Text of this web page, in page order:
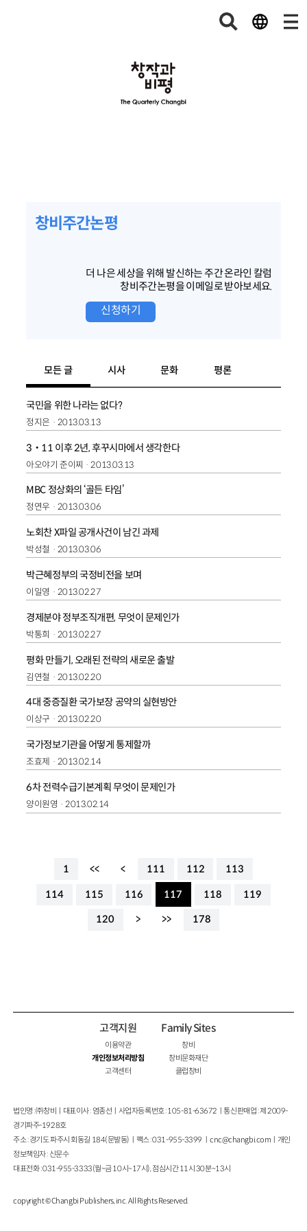
창비주간논평
더 나은 세상을 위해 발신하는 주간 온라인 칼럼
창비주간논평을 이메일로 받아보세요.
신청하기
모든 글 시사 문화 평론
국민을 위한 나라는 없다?
정지은 2013.03.13
3‧11 이후 2년, 후꾸시마에서 생각한다
아오야기 준이찌 2013.03.13
MBC 정상화의 ‘골든 타임’
정연우 2013.03.06
노회찬 X파일 공개사건이 남긴 과제
박성철 2013.03.06
박근혜정부의 국정비전을 보며
이일영 2013.02.27
경제분야 정부조직개편, 무엇이 문제인가
박통희 2013.02.27
평화 만들기, 오래된 전략의 새로운 출발
김연철 2013.02.20
4대 중증질환 국가보장 공약의 실현방안
이상구 2013.02.20
국가정보기관을 어떻게 통제할까
조효제 2013.02.14
6차 전력수급기본계획 무엇이 문제인가
양이원영 2013.02.14
1 << < 111 112 113
114 115 116 117 118 119
120 > >> 178
고객지원
이용약관
개인정보처리방침
고객센터
Family Sites
창비
창비문화재단
클럽창비
법인명 : ㈜창비ㅣ대표이사 : 염종선ㅣ사업자등록번호 : 105-81-63672ㅣ통신판매업 : 제 2009-
경기파주-1928호
주소 : 경기도 파주시 회동길 184(문발동)ㅣ팩스 : 031-955-3399 ㅣcnc@changbi.com ㅣ개인
정보책임자 : 신문수
대표전화 : 031-955-3333(월~금 10시~17시), 점심시간 11시 30분~13시
copyright © Changbi Publishers, inc. All Rights Reserved.